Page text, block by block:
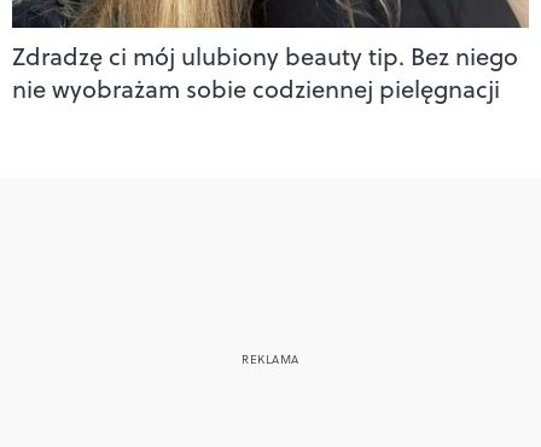
Zdradzę ci mój ulubiony beauty tip. Bez niego
nie wyobrażam sobie codziennej pielęgnacji